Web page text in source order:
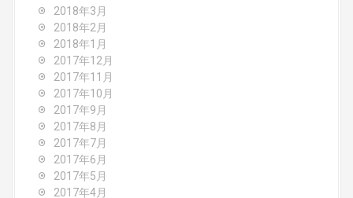
2018年3月
2018年2月
2018年1月
2017年12月
2017年11月
2017年10月
2017年9月
2017年8月
2017年7月
2017年6月
2017年5月
2017年4月